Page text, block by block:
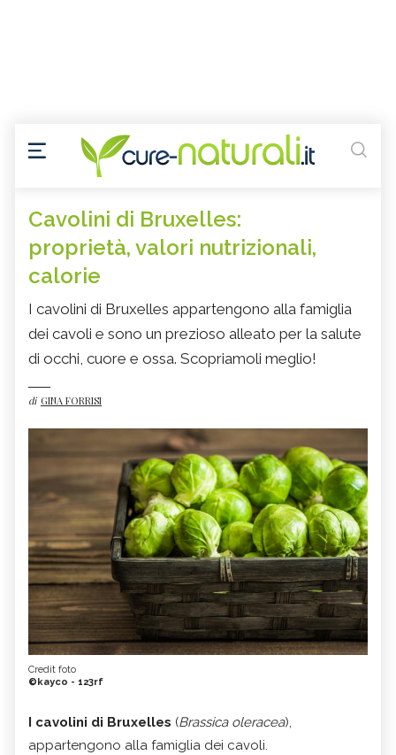
Cavolini di Bruxelles:
proprietà, valori nutrizionali,
calorie
I cavolini di Bruxelles appartengono alla famiglia
dei cavoli e sono un prezioso alleato per la salute
di occhi, cuore e ossa. Scopriamoli meglio!
di GINA FORRISI
Credit foto
©kayco - 123rf
I cavolini di Bruxelles (Brassica oleracea),
appartengono alla famiglia dei cavoli.